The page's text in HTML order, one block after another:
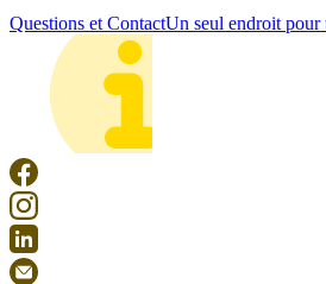
Questions et ContactUn seul endroit pour